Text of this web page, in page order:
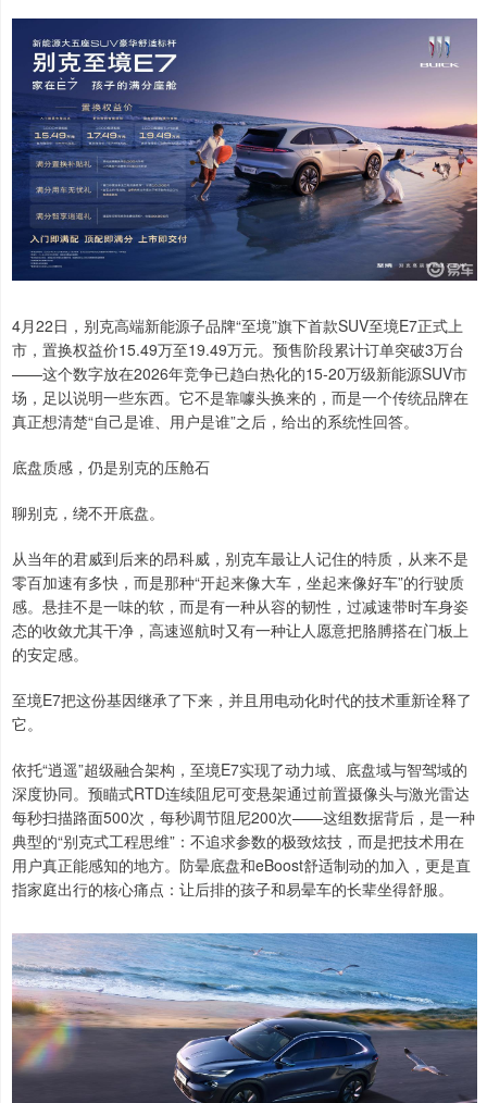
4月22日，别克高端新能源子品牌“至境”旗下首款SUV至境E7正式上
市，置换权益价15.49万至19.49万元。预售阶段累计订单突破3万台
——这个数字放在2026年竞争已趋白热化的15-20万级新能源SUV市
场，足以说明一些东西。它不是靠噱头换来的，而是一个传统品牌在
真正想清楚“自己是谁、用户是谁”之后，给出的系统性回答。
底盘质感，仍是别克的压舱石
聊别克，绕不开底盘。
从当年的君威到后来的昂科威，别克车最让人记住的特质，从来不是
零百加速有多快，而是那种“开起来像大车，坐起来像好车”的行驶质
感。悬挂不是一味的软，而是有一种从容的韧性，过减速带时车身姿
态的收敛尤其干净，高速巡航时又有一种让人愿意把胳膊搭在门板上
的安定感。
至境E7把这份基因继承了下来，并且用电动化时代的技术重新诠释了
它。
依托“逍遥”超级融合架构，至境E7实现了动力域、底盘域与智驾域的
深度协同。预瞄式RTD连续阻尼可变悬架通过前置摄像头与激光雷达
每秒扫描路面500次，每秒调节阻尼200次——这组数据背后，是一种
典型的“别克式工程思维”：不追求参数的极致炫技，而是把技术用在
用户真正能感知的地方。防晕底盘和eBoost舒适制动的加入，更是直
指家庭出行的核心痛点：让后排的孩子和易晕车的长辈坐得舒服。